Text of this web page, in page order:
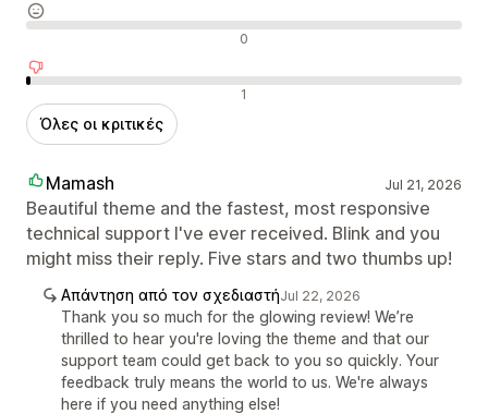
Ουδέτερες κριτικές 0
Αρνητικές κριτικές 1
Όλες οι κριτικές
Mamash Jul 21, 2026
Beautiful theme and the fastest, most responsive
technical support I've ever received. Blink and you
might miss their reply. Five stars and two thumbs up!
Απάντηση από τον σχεδιαστήJul 22, 2026
Thank you so much for the glowing review! We’re
thrilled to hear you're loving the theme and that our
support team could get back to you so quickly. Your
feedback truly means the world to us. We're always
here if you need anything else!